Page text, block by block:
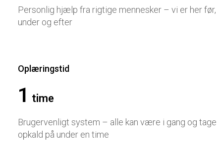
Personlig hjælp fra rigtige mennesker – vi er her før,
under og efter
Oplæringstid
1 time
Brugervenligt system – alle kan være i gang og tage
opkald på under en time